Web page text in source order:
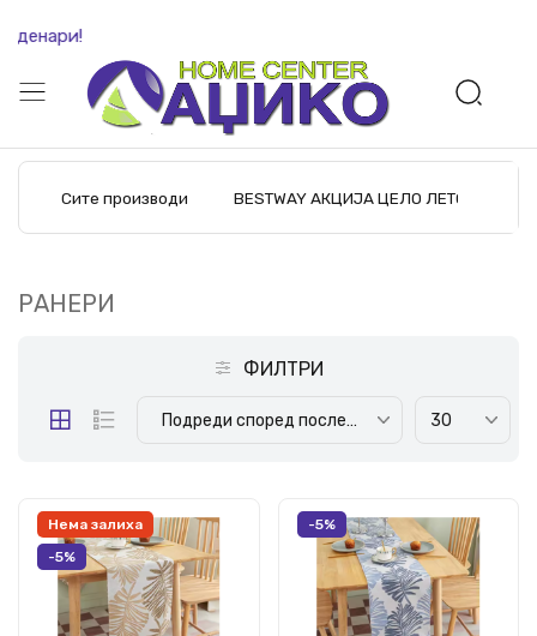
денари!
Сите производи BESTWAY АКЦИЈА ЦЕЛО ЛЕТО
РАНЕРИ
ФИЛТРИ
Подреди според последните производи 30
Нема залиха
-5%
-5%